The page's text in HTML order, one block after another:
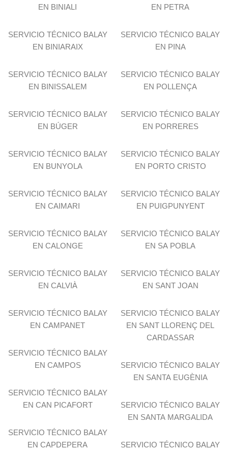
EN BINIALI
SERVICIO TÉCNICO BALAY
EN BINIARAIX
SERVICIO TÉCNICO BALAY
EN BINISSALEM
SERVICIO TÉCNICO BALAY
EN BÚGER
SERVICIO TÉCNICO BALAY
EN BUNYOLA
SERVICIO TÉCNICO BALAY
EN CAIMARI
SERVICIO TÉCNICO BALAY
EN CALONGE
SERVICIO TÉCNICO BALAY
EN CALVIÀ
SERVICIO TÉCNICO BALAY
EN CAMPANET
SERVICIO TÉCNICO BALAY
EN CAMPOS
SERVICIO TÉCNICO BALAY
EN CAN PICAFORT
SERVICIO TÉCNICO BALAY
EN CAPDEPERA
EN PETRA
SERVICIO TÉCNICO BALAY
EN PINA
SERVICIO TÉCNICO BALAY
EN POLLENÇA
SERVICIO TÉCNICO BALAY
EN PORRERES
SERVICIO TÉCNICO BALAY
EN PORTO CRISTO
SERVICIO TÉCNICO BALAY
EN PUIGPUNYENT
SERVICIO TÉCNICO BALAY
EN SA POBLA
SERVICIO TÉCNICO BALAY
EN SANT JOAN
SERVICIO TÉCNICO BALAY
EN SANT LLORENÇ DEL
CARDASSAR
SERVICIO TÉCNICO BALAY
EN SANTA EUGÈNIA
SERVICIO TÉCNICO BALAY
EN SANTA MARGALIDA
SERVICIO TÉCNICO BALAY